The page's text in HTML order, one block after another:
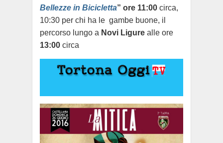
Bellezze in Bicicletta” ore 11:00 circa,
10:30 per chi ha le gambe buone, il
percorso lungo a Novi Ligure alle ore
13:00 circa